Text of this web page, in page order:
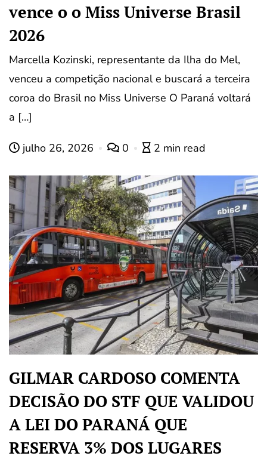
vence o o Miss Universe Brasil
2026
Marcella Kozinski, representante da Ilha do Mel,
venceu a competição nacional e buscará a terceira
coroa do Brasil no Miss Universe O Paraná voltará
a […]
julho 26, 2026 0 2 min read
GILMAR CARDOSO COMENTA
DECISÃO DO STF QUE VALIDOU
A LEI DO PARANÁ QUE
RESERVA 3% DOS LUGARES